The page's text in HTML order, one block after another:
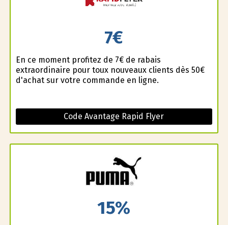
7€
En ce moment profitez de 7€ de rabais
extraordinaire pour toux nouveaux clients dès 50€
d'achat sur votre commande en ligne.
Code Avantage Rapid Flyer
15%